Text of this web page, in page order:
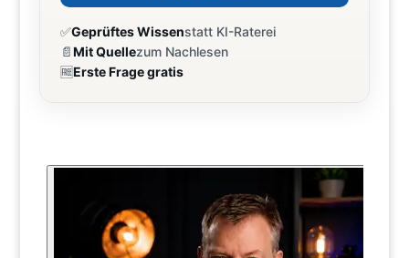
✅Geprüftes Wissenstatt KI-Raterei
📄Mit Quellezum Nachlesen
🆓Erste Frage gratis